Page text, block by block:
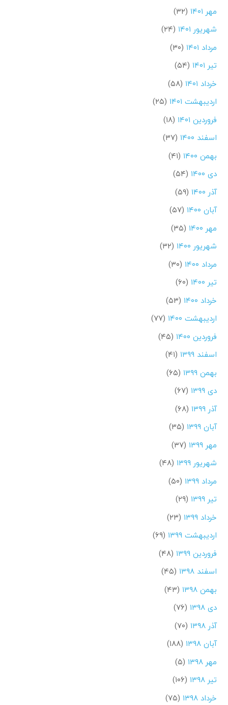
مهر ۱۴۰۱
(۳۲)
شهریور ۱۴۰۱
(۲۴)
مرداد ۱۴۰۱
(۳۰)
تیر ۱۴۰۱
(۵۴)
خرداد ۱۴۰۱
(۵۸)
اردیبهشت ۱۴۰۱
(۲۵)
فروردین ۱۴۰۱
(۱۸)
اسفند ۱۴۰۰
(۳۷)
بهمن ۱۴۰۰
(۴۱)
دی ۱۴۰۰
(۵۴)
آذر ۱۴۰۰
(۵۹)
آبان ۱۴۰۰
(۵۷)
مهر ۱۴۰۰
(۳۵)
شهریور ۱۴۰۰
(۳۲)
مرداد ۱۴۰۰
(۳۰)
تیر ۱۴۰۰
(۶۰)
خرداد ۱۴۰۰
(۵۳)
اردیبهشت ۱۴۰۰
(۷۷)
فروردین ۱۴۰۰
(۴۵)
اسفند ۱۳۹۹
(۴۱)
بهمن ۱۳۹۹
(۶۵)
دی ۱۳۹۹
(۶۷)
آذر ۱۳۹۹
(۶۸)
آبان ۱۳۹۹
(۳۵)
مهر ۱۳۹۹
(۳۷)
شهریور ۱۳۹۹
(۴۸)
مرداد ۱۳۹۹
(۵۰)
تیر ۱۳۹۹
(۲۹)
خرداد ۱۳۹۹
(۲۳)
اردیبهشت ۱۳۹۹
(۶۹)
فروردین ۱۳۹۹
(۴۸)
اسفند ۱۳۹۸
(۴۵)
بهمن ۱۳۹۸
(۴۳)
دی ۱۳۹۸
(۷۶)
آذر ۱۳۹۸
(۷۰)
آبان ۱۳۹۸
(۱۸۸)
مهر ۱۳۹۸
(۵)
تیر ۱۳۹۸
(۱۰۶)
خرداد ۱۳۹۸
(۷۵)